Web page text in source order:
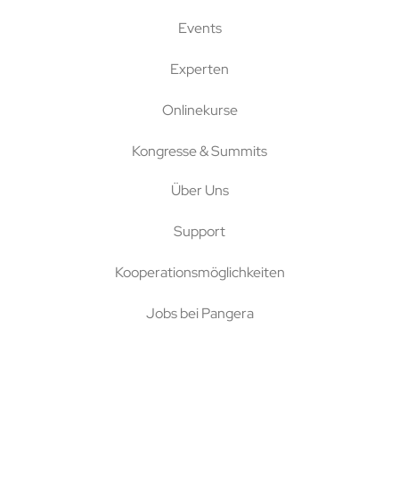
Events
Experten
Onlinekurse
Kongresse & Summits
Über Uns
Support
Kooperationsmöglichkeiten
Jobs bei Pangera